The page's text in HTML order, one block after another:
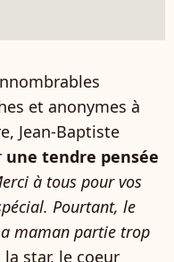
et anonymes à
Jean-Baptiste
une tendre pensée
à tous pour vos
Pourtant, le
maman partie trop
star, le coeur